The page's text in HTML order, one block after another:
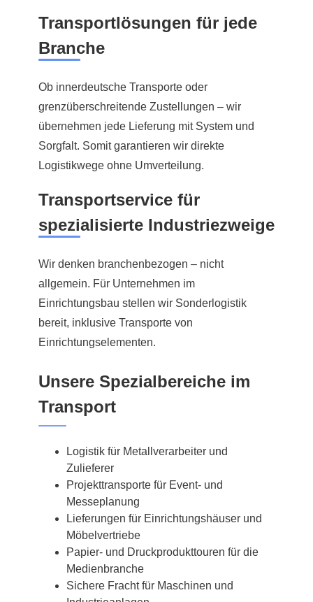
Transportlösungen für jede
Branche
Ob innerdeutsche Transporte oder
grenzüberschreitende Zustellungen – wir
übernehmen jede Lieferung mit System und
Sorgfalt. Somit garantieren wir direkte
Logistikwege ohne Umverteilung.
Transportservice für
spezialisierte Industriezweige
Wir denken branchenbezogen – nicht
allgemein. Für Unternehmen im
Einrichtungsbau stellen wir Sonderlogistik
bereit, inklusive Transporte von
Einrichtungselementen.
Unsere Spezialbereiche im
Transport
Logistik für Metallverarbeiter und
Zulieferer
Projekttransporte für Event- und
Messeplanung
Lieferungen für Einrichtungshäuser und
Möbelvertriebe
Papier- und Druckprodukttouren für die
Medienbranche
Sichere Fracht für Maschinen und